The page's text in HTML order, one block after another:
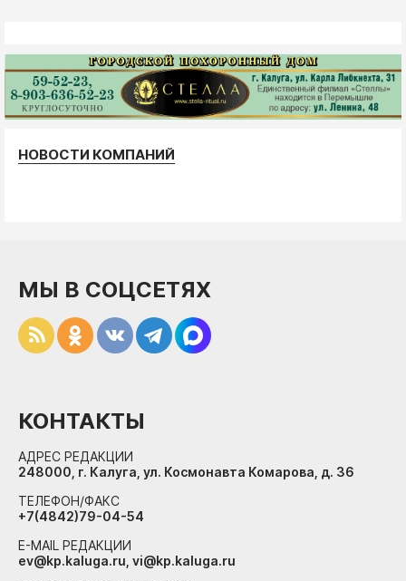
НОВОСТИ КОМПАНИЙ
МЫ В СОЦСЕТЯХ
КОНТАКТЫ
АДРЕС РЕДАКЦИИ
248000, г. Калуга, ул. Космонавта Комарова, д. 36
ТЕЛЕФОН/ФАКС
+7(4842)79-04-54
E-MAIL РЕДАКЦИИ
ev@kp.kaluga.ru, vi@kp.kaluga.ru